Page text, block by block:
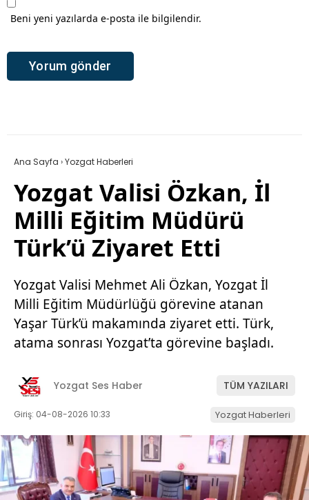
Beni yeni yazılarda e-posta ile bilgilendir.
Ana Sayfa ›Yozgat Haberleri
Yozgat Valisi Özkan, İl
Milli Eğitim Müdürü
Türk’ü Ziyaret Etti
Yozgat Valisi Mehmet Ali Özkan, Yozgat İl
Milli Eğitim Müdürlüğü görevine atanan
Yaşar Türk’ü makamında ziyaret etti. Türk,
atama sonrası Yozgat’ta görevine başladı.
Yozgat Ses Haber TÜM YAZILARI
Giriş: 04-08-2026 10:33 Yozgat Haberleri